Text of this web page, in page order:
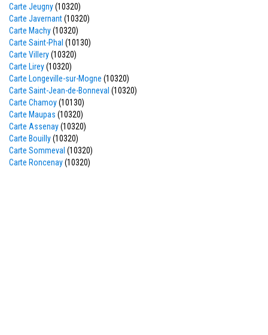
Carte Jeugny(10320)
Carte Javernant(10320)
Carte Machy(10320)
Carte Saint-Phal (10130)
Carte Villery(10320)
Carte Lirey(10320)
Carte Longeville-sur-Mogne (10320)
Carte Saint-Jean-de-Bonneval (10320)
Carte Chamoy(10130)
Carte Maupas (10320)
Carte Assenay(10320)
Carte Bouilly(10320)
Carte Sommeval (10320)
Carte Roncenay(10320)